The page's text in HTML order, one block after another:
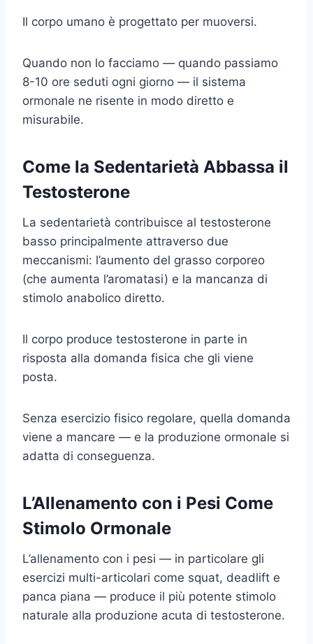
Il corpo umano è progettato per muoversi.
Quando non lo facciamo — quando passiamo
8-10 ore seduti ogni giorno — il sistema
ormonale ne risente in modo diretto e
misurabile.
Come la Sedentarietà Abbassa il
Testosterone
La sedentarietà contribuisce al testosterone
basso principalmente attraverso due
meccanismi: l’aumento del grasso corporeo
(che aumenta l’aromatasi) e la mancanza di
stimolo anabolico diretto.
Il corpo produce testosterone in parte in
risposta alla domanda fisica che gli viene
posta.
Senza esercizio fisico regolare, quella domanda
viene a mancare — e la produzione ormonale si
adatta di conseguenza.
L’Allenamento con i Pesi Come
Stimolo Ormonale
L’allenamento con i pesi — in particolare gli
esercizi multi-articolari come squat, deadlift e
panca piana — produce il più potente stimolo
naturale alla produzione acuta di testosterone.